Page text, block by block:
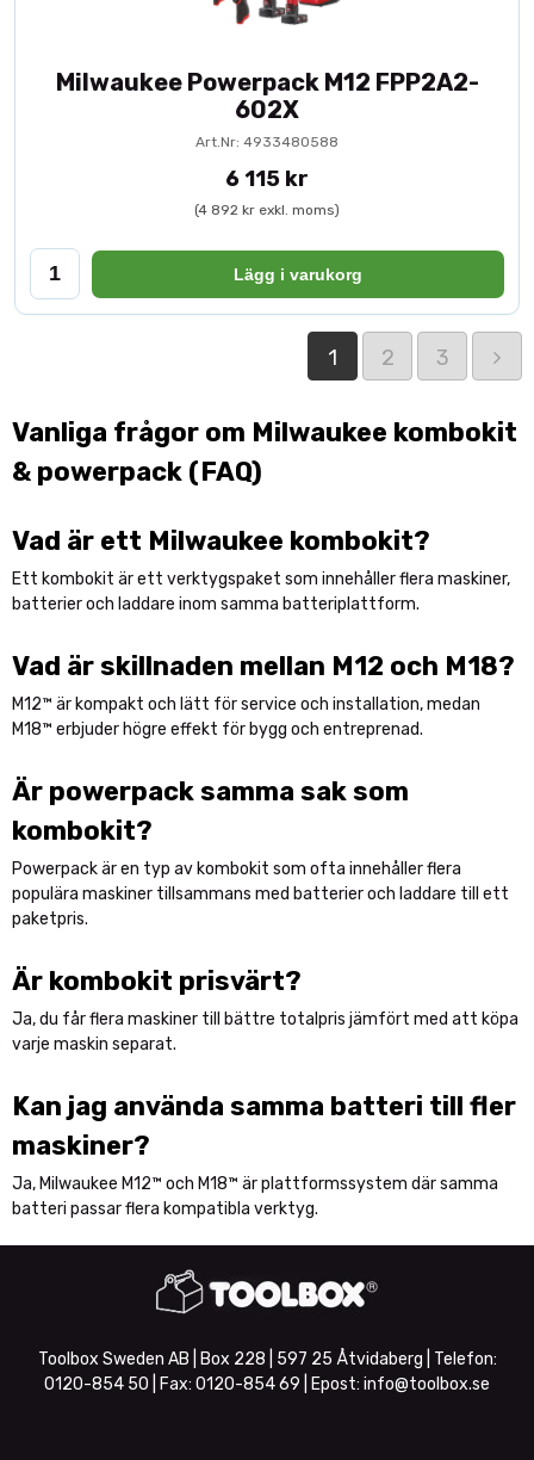
Milwaukee Powerpack M12 FPP2A2-
602X
Art.Nr: 4933480588
6 115 kr
(4 892 kr exkl. moms)
Lägg i varukorg
1 2 3
Vanliga frågor om Milwaukee kombokit
& powerpack (FAQ)
Vad är ett Milwaukee kombokit?
Ett kombokit är ett verktygspaket som innehåller flera maskiner,
batterier och laddare inom samma batteriplattform.
Vad är skillnaden mellan M12 och M18?
M12™ är kompakt och lätt för service och installation, medan
M18™ erbjuder högre effekt för bygg och entreprenad.
Är powerpack samma sak som
kombokit?
Powerpack är en typ av kombokit som ofta innehåller flera
populära maskiner tillsammans med batterier och laddare till ett
paketpris.
Är kombokit prisvärt?
Ja, du får flera maskiner till bättre totalpris jämfört med att köpa
varje maskin separat.
Kan jag använda samma batteri till fler
maskiner?
Ja, Milwaukee M12™ och M18™ är plattformssystem där samma
batteri passar flera kompatibla verktyg.
Toolbox Sweden AB | Box 228 | 597 25 Åtvidaberg | Telefon:
0120-854 50 | Fax: 0120-854 69 | Epost: info@toolbox.se